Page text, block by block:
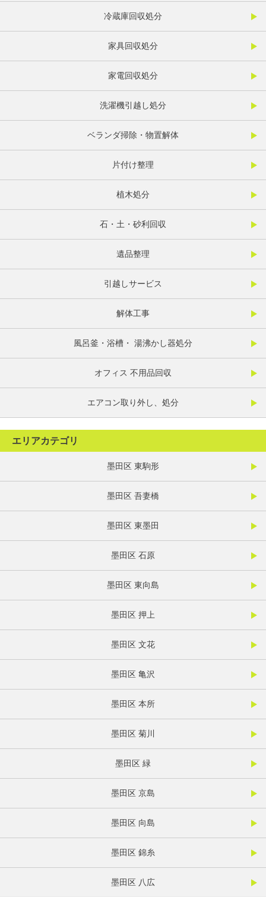
冷蔵庫回収処分
家具回収処分
家電回収処分
洗濯機引越し処分
ベランダ掃除・物置解体
片付け整理
植木処分
石・土・砂利回収
遺品整理
引越しサービス
解体工事
風呂釜・浴槽・ 湯沸かし器処分
オフィス 不用品回収
エアコン取り外し、処分
エリアカテゴリ
墨田区 東駒形
墨田区 吾妻橋
墨田区 東墨田
墨田区 石原
墨田区 東向島
墨田区 押上
墨田区 文花
墨田区 亀沢
墨田区 本所
墨田区 菊川
墨田区 緑
墨田区 京島
墨田区 向島
墨田区 錦糸
墨田区 八広